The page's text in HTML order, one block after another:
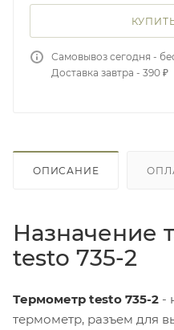
Самовывоз сегодня -
Доставка завтра - 390 ₽
ОПИСАНИЕ
Назначение
testo 735-2
Термометр testo 735-2 -
термометр, разъем для